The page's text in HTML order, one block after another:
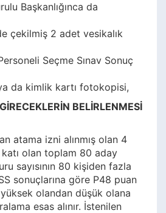
Başkanlığınca da
çekilmiş 2 adet vesikalık
Seçme Sınav Sonuç
da kimlik kartı fotokopisi,
BELİRLENMESİ
atama izni alınmış olan 4
katı olan toplam 80 aday
sayısının 80 kişiden fazla
sonuçlarına göre P48 puan
olandan düşük olana
esas alınır. İstenilen